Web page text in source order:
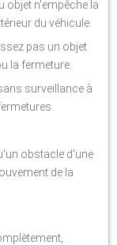
objet n'empêche la
du véhicule.
pas un objet
la fermeture.
surveillance à
obstacle d'une
de la